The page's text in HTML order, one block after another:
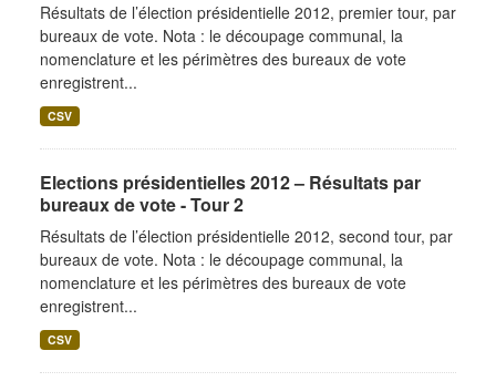
Résultats de l’élection présidentielle 2012, premier tour, par
bureaux de vote. Nota : le découpage communal, la
nomenclature et les périmètres des bureaux de vote
enregistrent...
CSV
Elections présidentielles 2012 – Résultats par
bureaux de vote - Tour 2
Résultats de l’élection présidentielle 2012, second tour, par
bureaux de vote. Nota : le découpage communal, la
nomenclature et les périmètres des bureaux de vote
enregistrent...
CSV